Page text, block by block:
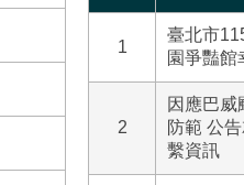
1
臺北市
園爭豔館
2
因應巴威
防範 公
繫資訊